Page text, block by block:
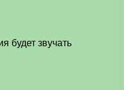
будет звучать